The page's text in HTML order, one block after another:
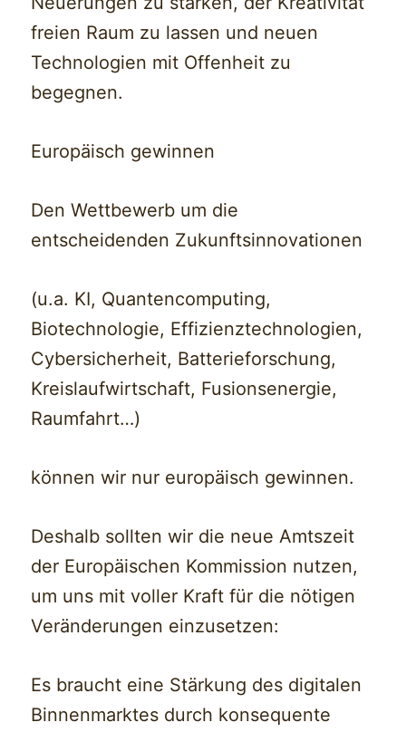
freien Raum zu lassen und neuen
Technologien mit Offenheit zu
begegnen.
Europäisch gewinnen
Den Wettbewerb um die
entscheidenden Zukunftsinnovationen
(u.a. KI, Quantencomputing,
Biotechnologie, Effizienztechnologien,
Cybersicherheit, Batterieforschung,
Kreislaufwirtschaft, Fusionsenergie,
Raumfahrt…)
können wir nur europäisch gewinnen.
Deshalb sollten wir die neue Amtszeit
der Europäischen Kommission nutzen,
um uns mit voller Kraft für die nötigen
Veränderungen einzusetzen:
Es braucht eine Stärkung des digitalen
Binnenmarktes durch konsequente